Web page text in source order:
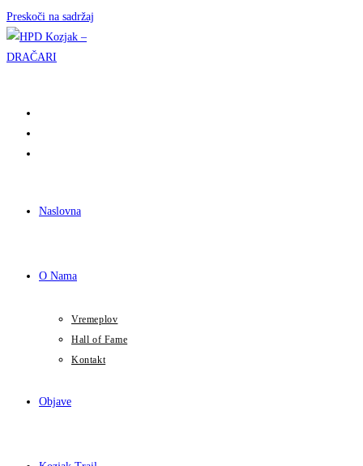
Preskoči na sadržaj
Naslovna
O Nama
Vremeplov
Hall of Fame
Kontakt
Objave